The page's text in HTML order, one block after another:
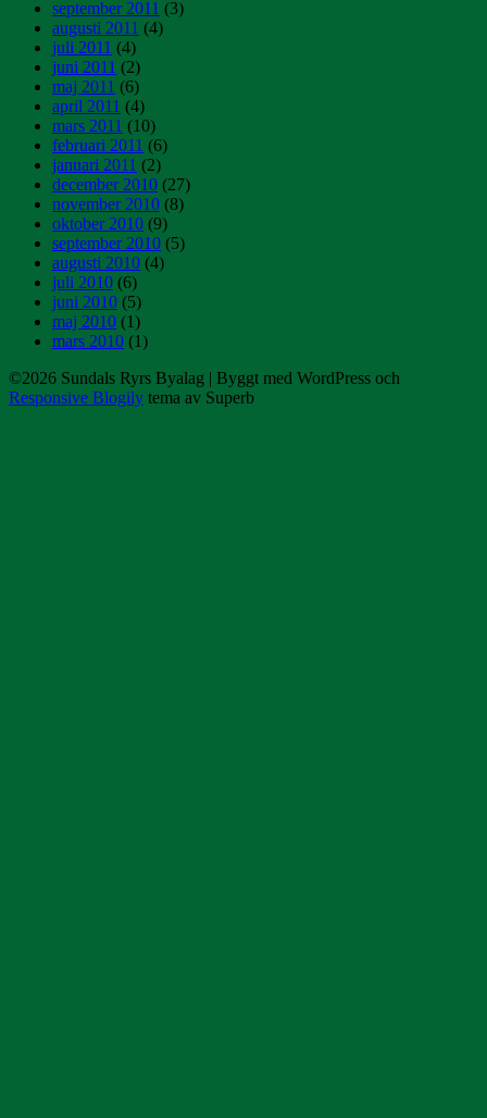
september 2011 (3)
augusti 2011 (4)
juli 2011 (4)
juni 2011 (2)
maj 2011 (6)
april 2011 (4)
mars 2011 (10)
februari 2011 (6)
januari 2011 (2)
december 2010 (27)
november 2010 (8)
oktober 2010 (9)
september 2010 (5)
augusti 2010 (4)
juli 2010 (6)
juni 2010 (5)
maj 2010 (1)
mars 2010 (1)
©2026 Sundals Ryrs Byalag | Byggt med WordPress och
Responsive Blogily tema av Superb